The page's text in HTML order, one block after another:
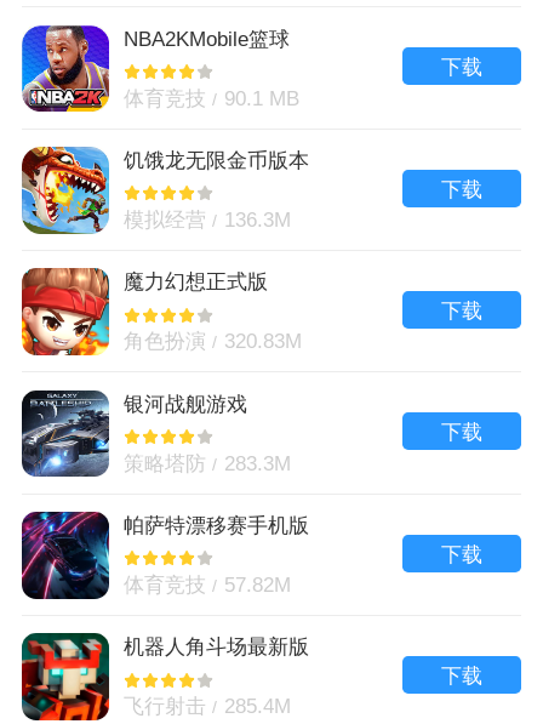
NBA2KMobile篮球
体育竞技 90.1 MB
下载
饥饿龙无限金币版本
模拟经营 136.3M
下载
魔力幻想正式版
角色扮演 320.83M
下载
银河战舰游戏
策略塔防 283.3M
下载
帕萨特漂移赛手机版
体育竞技 57.82M
下载
机器人角斗场最新版
飞行射击 285.4M
下载